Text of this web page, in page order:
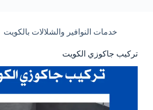
خدمات النوافير والشلالات بالكويت
تركيب جاكوزي الكويت